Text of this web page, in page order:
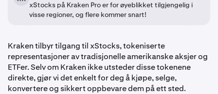
xStocks på Kraken Pro er for øyeblikket tilgjengelig i
visse regioner, og flere kommer snart!
Kraken tilbyr tilgang til xStocks, tokeniserte
representasjoner av tradisjonelle amerikanske aksjer og
ETFer. Selv om Kraken ikke utsteder disse tokenene
direkte, gjør vi det enkelt for deg å kjøpe, selge,
konvertere og sikkert oppbevare dem på ett sted.